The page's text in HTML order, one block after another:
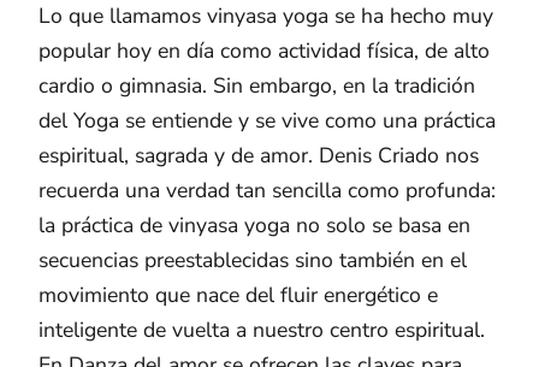
Lo que llamamos vinyasa yoga se ha hecho muy
popular hoy en día como actividad física, de alto
cardio o gimnasia. Sin embargo, en la tradición
del Yoga se entiende y se vive como una práctica
espiritual, sagrada y de amor. Denis Criado nos
recuerda una verdad tan sencilla como profunda:
la práctica de vinyasa yoga no solo se basa en
secuencias preestablecidas sino también en el
movimiento que nace del fluir energético e
inteligente de vuelta a nuestro centro espiritual.